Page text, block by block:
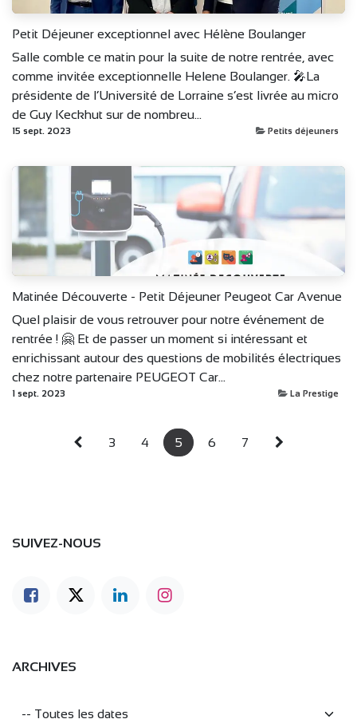
Petit Déjeuner exceptionnel avec Hélène Boulanger
Salle comble ce matin pour la suite de notre rentrée, avec
comme invitée exceptionnelle Helene Boulanger. 🎤La
présidente de l’Université de Lorraine s’est livrée au micro
de Guy Keckhut sur de nombreu...
15 sept. 2023 Petits déjeuners
Matinée Découverte - Petit Déjeuner Peugeot Car Avenue
Quel plaisir de vous retrouver pour notre événement de
rentrée ! 🤗 Et de passer un moment si intéressant et
enrichissant autour des questions de mobilités électriques
chez notre partenaire PEUGEOT Car...
1 sept. 2023 La Prestige
3 4 5 6 7
SUIVEZ-NOUS
ARCHIVES